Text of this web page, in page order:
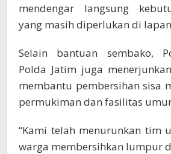
mendengar langsung
yang masih diperlukan di
Selain bantuan sembako,
Polda Jatim juga
membantu pembersihan sisa
permukiman dan fasilitas
“Kami telah menurunkan tim
warga membersihkan lumpur